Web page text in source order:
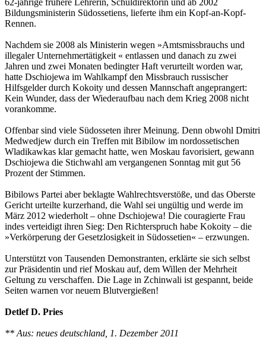
Bildungsministerin Südossetiens, lieferte ihm ein Kopf-an-Kopf-
Rennen.
Nachdem sie 2008 als Ministerin wegen »Amtsmissbrauchs und
illegaler Unternehmertätigkeit « entlassen und danach zu zwei
Jahren und zwei Monaten bedingter Haft verurteilt worden war,
hatte Dschiojewa im Wahlkampf den Missbrauch russischer
Hilfsgelder durch Kokoity und dessen Mannschaft angeprangert:
Kein Wunder, dass der Wiederaufbau nach dem Krieg 2008 nicht
vorankomme.
Offenbar sind viele Südosseten ihrer Meinung. Denn obwohl Dmitri
Medwedjew durch ein Treffen mit Bibilow im nordossetischen
Wladikawkas klar gemacht hatte, wen Moskau favorisiert, gewann
Dschiojewa die Stichwahl am vergangenen Sonntag mit gut 56
Prozent der Stimmen.
Bibilows Partei aber beklagte Wahlrechtsverstöße, und das Oberste
Gericht urteilte kurzerhand, die Wahl sei ungültig und werde im
März 2012 wiederholt – ohne Dschiojewa! Die couragierte Frau
indes verteidigt ihren Sieg: Den Richterspruch habe Kokoity – die
»Verkörperung der Gesetzlosigkeit in Südossetien« – erzwungen.
Unterstützt von Tausenden Demonstranten, erklärte sie sich selbst
zur Präsidentin und rief Moskau auf, dem Willen der Mehrheit
Geltung zu verschaffen. Die Lage in Zchinwali ist gespannt, beide
Seiten warnen vor neuem Blutvergießen!
Detlef D. Pries
** Aus: neues deutschland, 1. Dezember 2011